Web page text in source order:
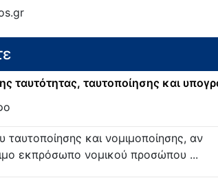
ταυτότητας, ταυτοποίησης και
ταυτοποίησης και νομιμοποίησης, αν
εκπρόσωπο νομικού προσώπου ...